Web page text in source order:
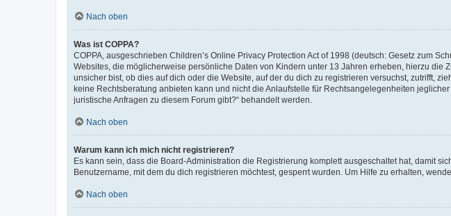
Nach oben
Was ist COPPA?
COPPA, ausgeschrieben Children’s Online Privacy Protection Act of 1998 (deutsch: Gesetz zum
Websites, die möglicherweise persönliche Daten von Kindern unter 13 Jahren erheben, hierzu
unsicher bist, ob dies auf dich oder die Website, auf der du dich zu registrieren versuchst, zutrifft,
keine Rechtsberatung anbieten kann und nicht die Anlaufstelle für Rechtsangelegenheiten
juristische Anfragen zu diesem Forum gibt?“ behandelt werden.
Nach oben
Warum kann ich mich nicht registrieren?
Es kann sein, dass die Board-Administration die Registrierung komplett ausgeschaltet hat, damit
Benutzername, mit dem du dich registrieren möchtest, gesperrt wurden. Um Hilfe zu erhalten,
Nach oben